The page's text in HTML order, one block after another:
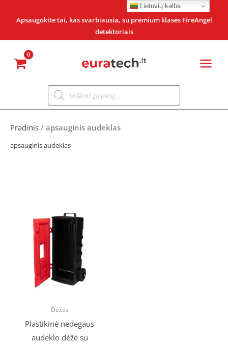
Apsaugokite tai, kas svarbiausia, su premium klasės FireAngel
detektoriais
Products
search
Pradinis / apsauginis audeklas
apsauginis audeklas
Dėžės
Plastikinė nedegaus
audeklo dėžė su
Lietuvių kalba